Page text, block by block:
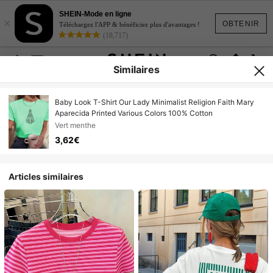
OBTENIR
×
SHEIN-Mode en ligne
Téléchargez l'APP & bénéficiez plus d'avantages !
(18,717)
Similaires
Baby Look T-Shirt Our Lady Minimalist Religion Faith Mary
Aparecida Printed Various Colors 100% Cotton
Vert menthe
3,62€
Articles similaires